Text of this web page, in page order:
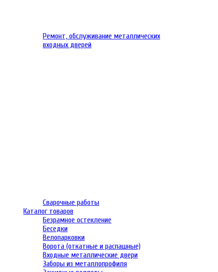
Ремонт, обслуживание металлических
входных дверей
Сварочные работы
Каталог товаров
Безрамное остекление
Беседки
Велопарковки
Ворота (откатные и распашные)
Входные металлические двери
Заборы из металлопрофиля